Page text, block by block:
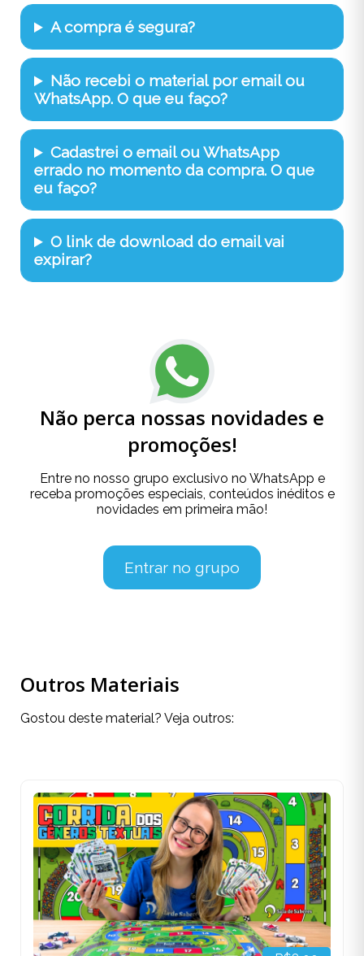
A compra é segura?
Não recebi o material por email ou
WhatsApp. O que eu faço?
Cadastrei o email ou WhatsApp
errado no momento da compra. O que
eu faço?
O link de download do email vai
expirar?
Não perca nossas novidades e
promoções!
Entre no nosso grupo exclusivo no WhatsApp e
receba promoções especiais, conteúdos inéditos e
novidades em primeira mão!
Entrar no grupo
Outros Materiais
Gostou deste material? Veja outros: